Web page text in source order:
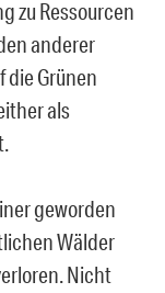
zu Ressourcen
anderer
die Grünen
als
geworden
Wälder
Nicht